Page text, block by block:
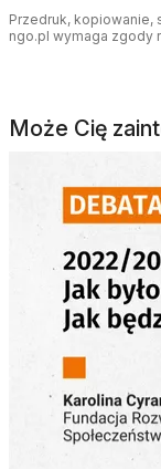
Przedruk, kopiowanie,
ngo.pl wymaga zgody
Może Cię